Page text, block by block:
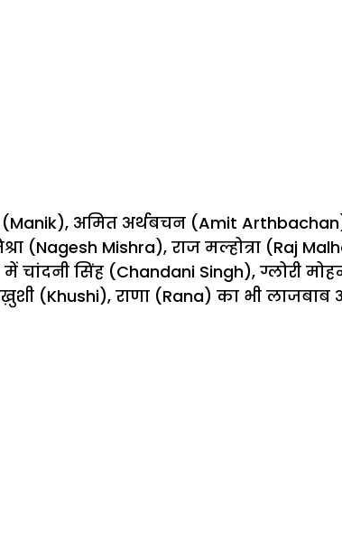
अमित अर्थबचन (Amit Arthbachan),
(Nagesh Mishra), राज मल्होत्रा (Raj
सिंह (Chandani Singh), ग्लोरी
(Khushi), राणा (Rana) का भी